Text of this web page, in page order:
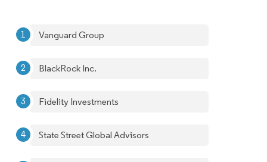
Vanguard Group
BlackRock Inc.
Fidelity Investments
State Street Global Advisors